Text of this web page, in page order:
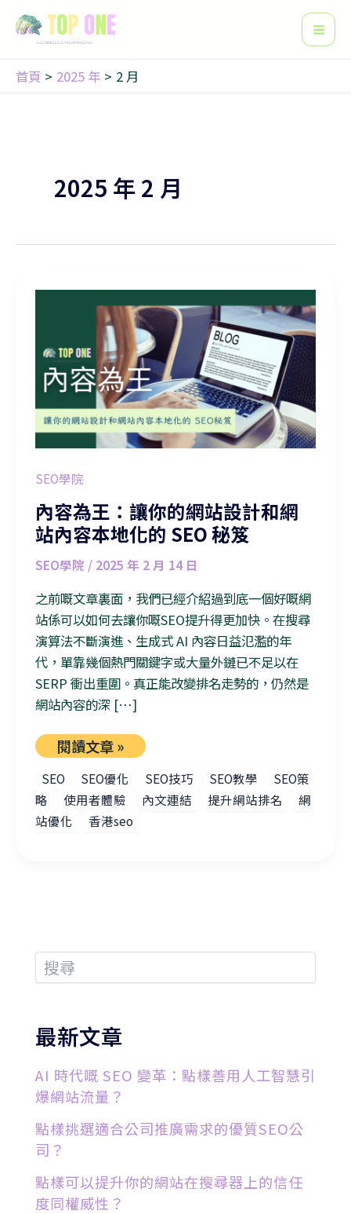
首頁 2025 年 2 月
2025 年 2 月
SEO學院
內容為王：讓你的網站設計和網
站內容本地化的 SEO 秘笈
SEO學院 / 2025 年 2 月 14 日
之前嘅文章裏面，我們已經介紹過到底一個好嘅網
站係可以如何去讓你嘅SEO提升得更加快。在搜尋
演算法不斷演進、生成式 AI 內容日益氾濫的年
代，單靠幾個熱門關鍵字或大量外鏈已不足以在
SERP 衝出重圍。真正能改變排名走勢的，仍然是
網站內容的深 […]
內容為王：讓你的網站設計和網站內容本地化的 SEO 秘笈
閱讀文章 »
SEO SEO優化 SEO技巧 SEO教學
SEO策
略
使用者體驗 內文連結 提升網站排名
網
站優化
香港seo
尋
最新文章
AI 時代嘅 SEO 變革：點樣善用人工智慧引
爆網站流量？
點樣挑選適合公司推廣需求的優質SEO公
司？
點樣可以提升你的網站在搜尋器上的信任
度同權威性？